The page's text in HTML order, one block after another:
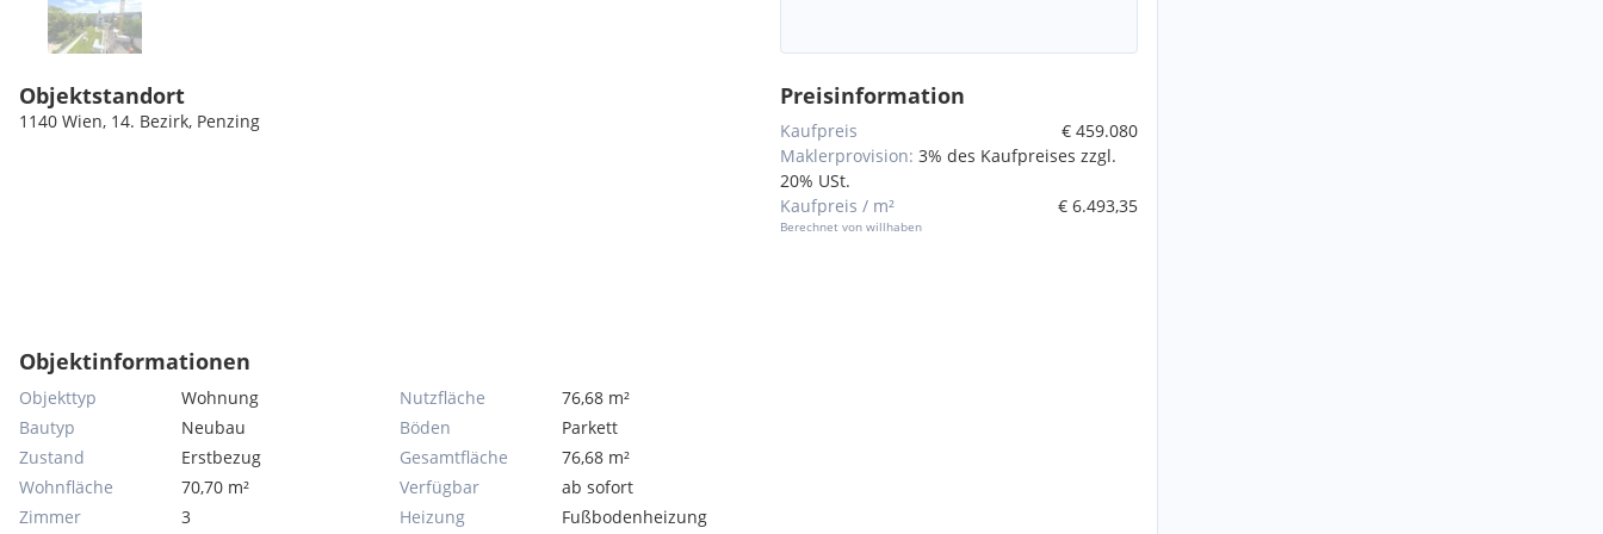
Objektstandort
1140 Wien, 14. Bezirk, Penzing
Objektinformationen
Objekttyp
Wohnung
Bautyp
Neubau
Zustand
Erstbezug
Wohnfläche
70,70 m²
Zimmer
3
Nutzfläche
76,68 m²
Böden
Parkett
Gesamtfläche
76,68 m²
Verfügbar
ab sofort
Heizung
Fußbodenheizung
Preisinformation
Kaufpreis
€ 459.080
Maklerprovision: 3% des Kaufpreises zzgl.
20% USt.
Kaufpreis / m²
Berechnet von willhaben
€ 6.493,35